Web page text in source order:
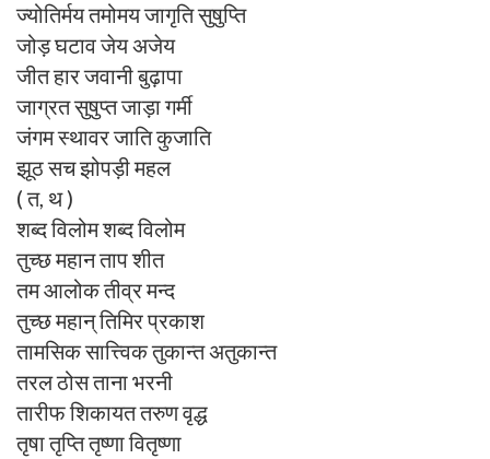
ज्योतिर्मय तमोमय जागृति सुषुप्ति
जोड़ घटाव जेय अजेय
जीत हार जवानी बुढ़ापा
जाग्रत सुषुप्त जाड़ा गर्मी
जंगम स्थावर जाति कुजाति
झूठ सच झोपड़ी महल
( त, थ )
शब्द विलोम शब्द विलोम
तुच्छ महान ताप शीत
तम आलोक तीव्र मन्द
तुच्छ महान् तिमिर प्रकाश
तामसिक सात्त्विक तुकान्त अतुकान्त
तरल ठोस ताना भरनी
तारीफ शिकायत तरुण वृद्ध
तृषा तृप्ति तृष्णा वितृष्णा